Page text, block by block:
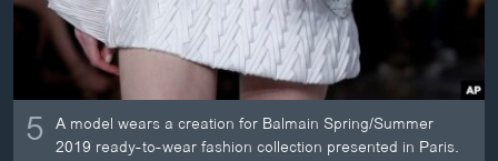
5 A model wears a creation for Balmain Spring/Summer
2019 ready-to-wear fashion collection presented in Paris.